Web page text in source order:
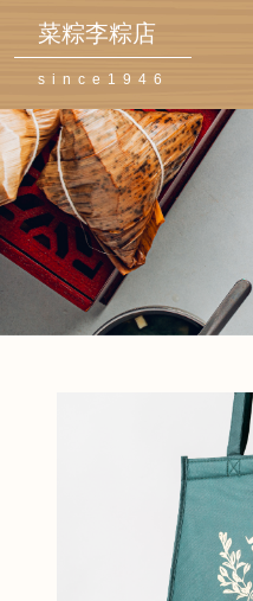
菜粽李粽店
since1946